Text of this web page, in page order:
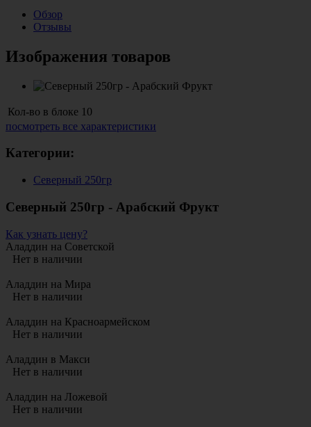
Обзор
Отзывы
Изображения товаров
Кол-во в блоке 10
посмотреть все характеристики
Категории:
Северный 250гр
Северный 250гр - Арабский Фрукт
Как узнать цену?
Аладдин на Советской
Нет в наличии
Аладдин на Мира
Нет в наличии
Аладдин на Красноармейском
Нет в наличии
Аладдин в Макси
Нет в наличии
Аладдин на Ложевой
Нет в наличии